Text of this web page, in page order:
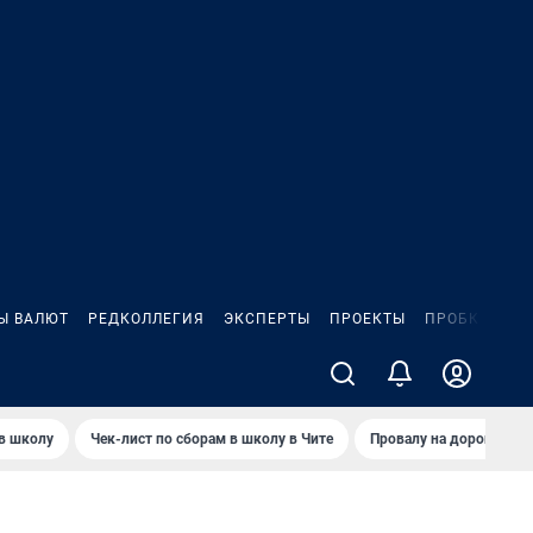
ВАЛЮТ РЕДКОЛЛЕГИЯ ЭКСПЕРТЫ ПРОЕКТЫ ПРОБКИ
школу Чек-лист по сборам в школу в Чите Провалу на дороге